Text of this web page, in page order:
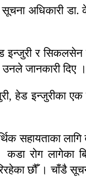
अधिकारी
इन्जुरी र
जानकारी दिए ।
हेड इन्जुरीका
सहायताका लागि
रोग लागेका
छौँ । चाँडै